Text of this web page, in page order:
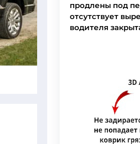
продлены под
отсутствует
водителя